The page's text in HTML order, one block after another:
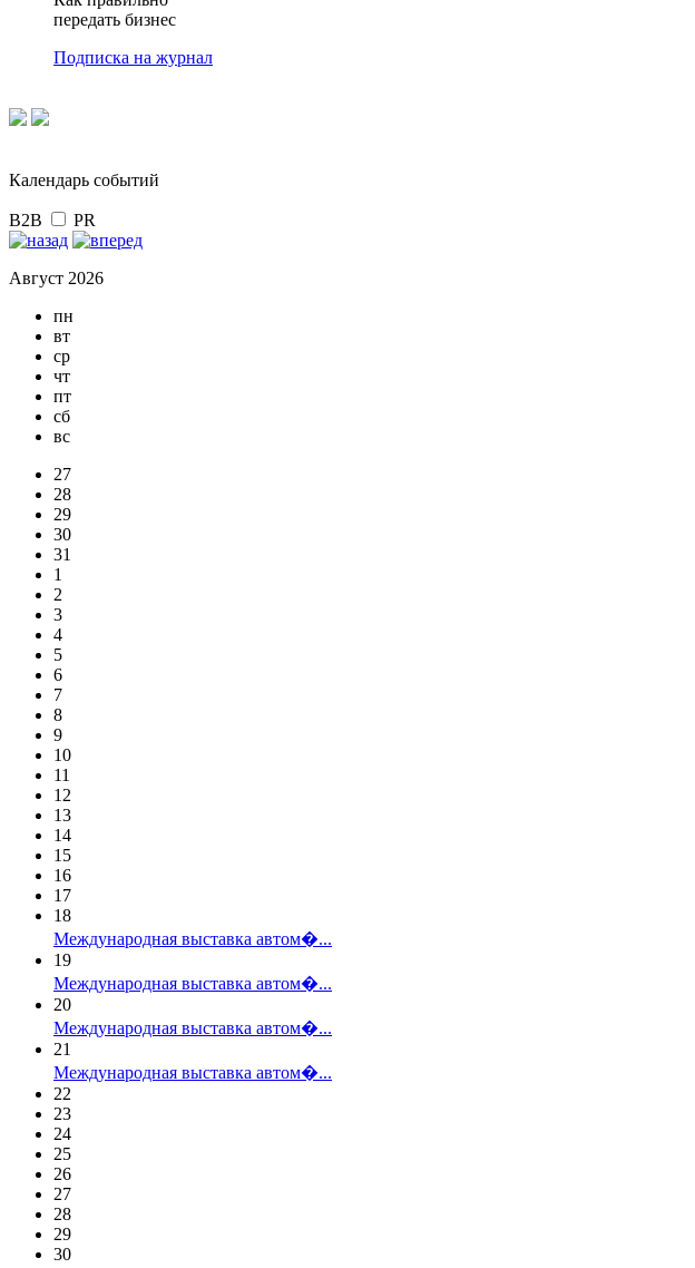
передать бизнес
Подписка на журнал
Календарь событий
B2B PR
Август 2026
пн
вт
ср
чт
пт
сб
вс
27
28
29
30
31
1
2
3
4
5
6
7
8
9
10
11
12
13
14
15
16
17
18
Международная выставка автом�...
19
Международная выставка автом�...
20
Международная выставка автом�...
21
Международная выставка автом�...
22
23
24
25
26
27
28
29
30